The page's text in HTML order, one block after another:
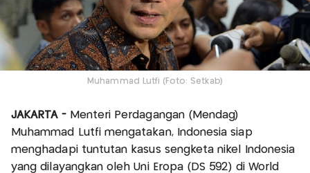
Muhammad Lutfi (Foto: Setkab)
JAKARTA -Menteri Perdagangan (Mendag)
Muhammad Lutfi mengatakan, Indonesia siap
menghadapi tuntutan kasus sengketa nikel Indonesia
yang dilayangkan oleh Uni Eropa (DS 592) di World